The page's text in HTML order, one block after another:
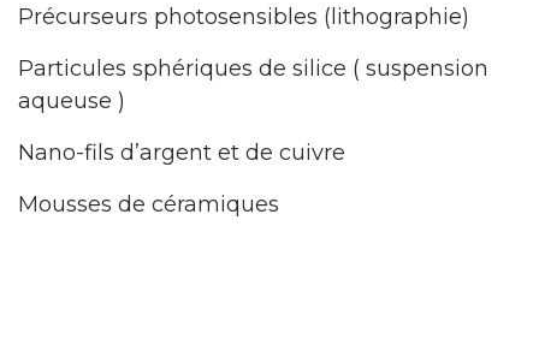
Précurseurs photosensibles (lithographie)
Particules sphériques de silice ( suspension
aqueuse )
Nano-fils d’argent et de cuivre
Mousses de céramiques